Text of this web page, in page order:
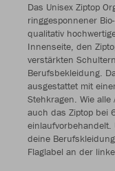
Das Unisex Ziptop
ringgesponnener
qualitativ
Innenseite, den
verstärkten
Berufsbekleidung.
ausgestattet mit
Stehkragen. Wie
auch das Ziptop bei
einlaufvorbehandelt.
deine
Flaglabel an der